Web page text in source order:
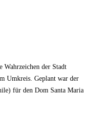
Wahrzeichen der Stadt
Umkreis. Geplant war der
für den Dom Santa Maria